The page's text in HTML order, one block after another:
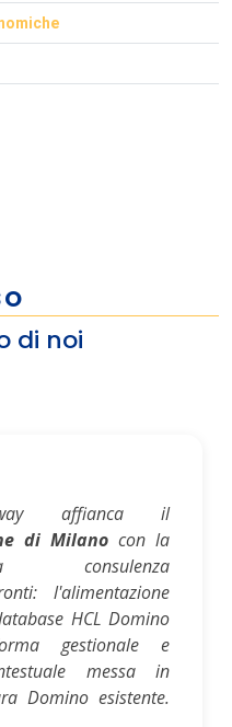
di noi
affianca il
di Milano con la
consulenza
l'alimentazione
HCL Domino
gestionale e
messa in
Domino esistente.